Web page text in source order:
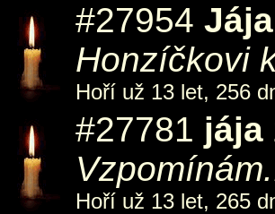
#27954 Jája
Honzíčkovi
Hoří už 13 let, 256
#27781 jája
Hoří už 13 let, 265